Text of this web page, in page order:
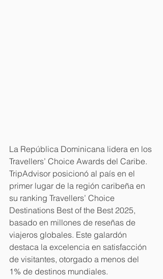
La República Dominicana lidera en los
Travellers’ Choice Awards del Caribe.
TripAdvisor posicionó al país en el
primer lugar de la región caribeña en
su ranking Travellers’ Choice
Destinations Best of the Best 2025,
basado en millones de reseñas de
viajeros globales. Este galardón
destaca la excelencia en satisfacción
de visitantes, otorgado a menos del
1% de destinos mundiales.